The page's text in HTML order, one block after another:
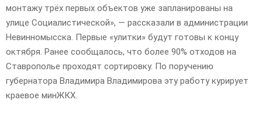
монтажу трёх первых объектов уже запланированы на
улице Социалистической», — рассказали в администрации
Невинномысска. Первые «улитки» будут готовы к концу
октября. Ранее сообщалось, что более 90% отходов на
Ставрополье проходят сортировку. По поручению
губернатора Владимира Владимирова эту работу курирует
краевое минЖКХ.